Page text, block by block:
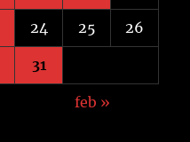
24 25 26
31
feb »